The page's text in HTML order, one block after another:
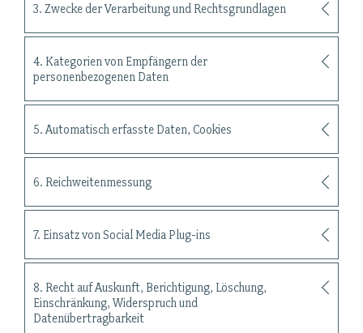
3. Zwecke der Verarbeitung und Rechtsgrundlagen
4. Kategorien von Empfängern der
personenbezogenen Daten
5. Automatisch erfasste Daten, Cookies
6. Reichweitenmessung
7. Einsatz von Social Media Plug-ins
8. Recht auf Auskunft, Berichtigung, Löschung,
Einschränkung, Widerspruch und
Datenübertragbarkeit